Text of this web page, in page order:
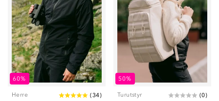
60%
Herre (34)
50%
Turutstyr (0)